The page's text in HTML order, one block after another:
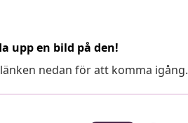
upp en bild på den!
nedan för att komma igång.